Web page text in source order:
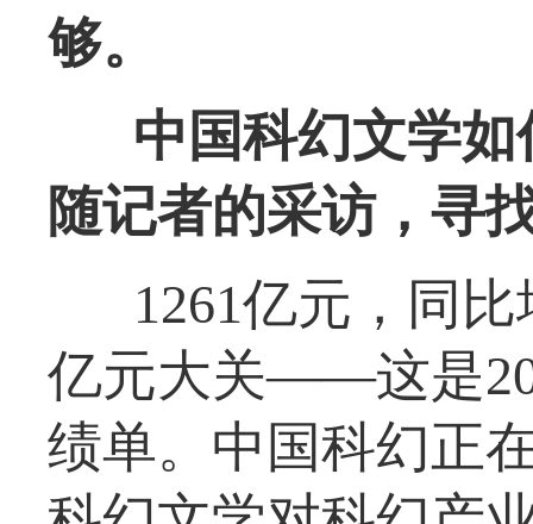
够。
中国科幻文学
随记者的采访，寻
1261亿元，同
亿元大关——这是
绩单。中国科幻正